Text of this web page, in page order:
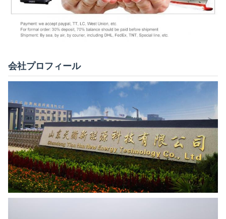
会社プロフィール